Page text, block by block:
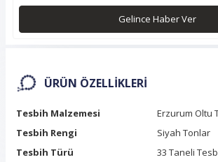
Gelince Haber Ver
ÜRÜN ÖZELLIKLERI
Tesbih Malzemesi
Erzurum Oltu
Tesbih Rengi
Siyah Tonlar
Tesbih Türü
33 Taneli